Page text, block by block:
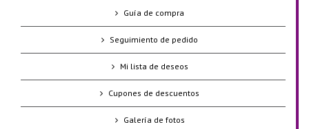
Guía de compra
Seguimiento de pedido
Mi lista de deseos
Cupones de descuentos
Galería de fotos